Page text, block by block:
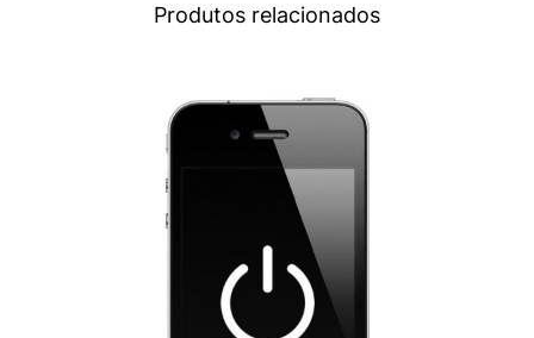
Produtos relacionados